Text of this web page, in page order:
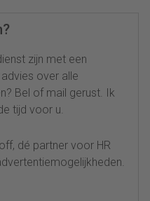
zijn met een
over alle
Bel of mail gerust. Ik
tijd voor u.
dé partner voor HR